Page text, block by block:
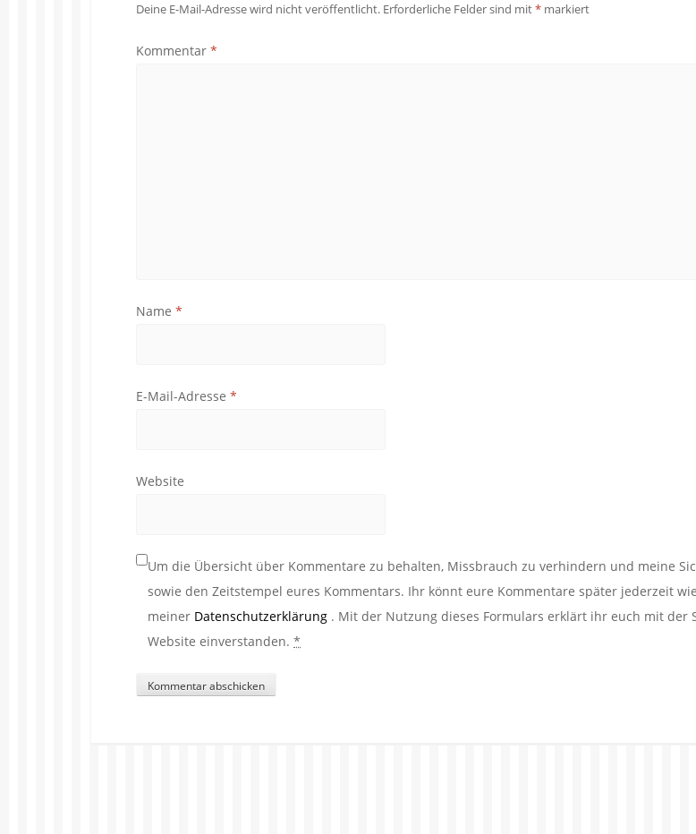
Deine E-Mail-Adresse wird nicht veröffentlicht. Erforderliche Felder sind mit* markiert
Kommentar *
Name *
E-Mail-Adresse *
Website
Um die Übersicht über Kommentare zu behalten, Missbrauch zu verhindern und meine
sowie den Zeitstempel eures Kommentars. Ihr könnt eure Kommentare später jederzeit
meiner Datenschutzerklärung . Mit der Nutzung dieses Formulars erklärt ihr euch mit
Website einverstanden. *